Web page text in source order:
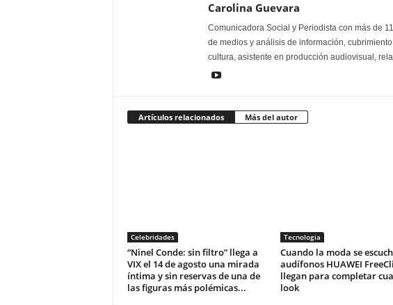
Carolina Guevara
Comunicadora Social y Periodista con más de
de medios y análisis de información,
cultura, asistente en producción audiovisual,
Artículos relacionados Más del autor
Celebridades
“Ninel Conde: sin filtro” llega a
VIX el 14 de agosto una mirada
íntima y sin reservas de una de
las figuras más polémicas...
Tecnologia
Cuando la moda se
audífonos HUAWEI
llegan para completar
look